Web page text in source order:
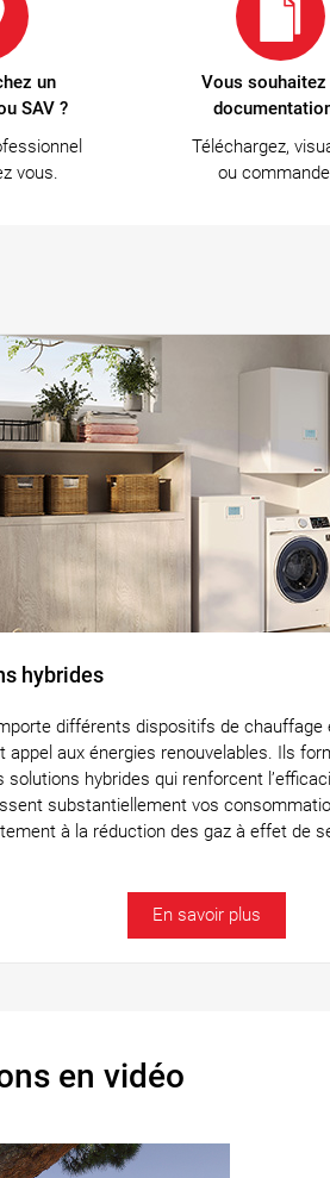
un
SAV ?
vous.
Vous souhaitez
Téléchargez,
ou
hybrides
différents dispositifs de chauffage
appel aux énergies renouvelables. Ils
solutions hybrides qui renforcent
substantiellement vos
à la réduction des gaz à effet de
En savoir plus
en vidéo